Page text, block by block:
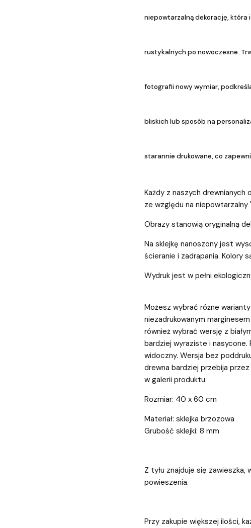
niepowtarzalną dekorację, która
rustykalnych po nowoczesne.
fotografii nowy wymiar,
bliskich lub sposób na
starannie drukowane, co
Każdy z naszych drewnianych
ze względu na niepowtarzalny
Obrazy stanowią oryginalną
Na sklejkę nanoszony jest
ścieranie i zadrapania. Kolory
Wydruk jest w pełni
Możesz wybrać różne
niezadrukowanym
również wybrać wersję z
bardziej wyraziste i
widoczny. Wersja bez
drewna bardziej przebija
w galerii produktu.
Rozmiar: 40 x 60 cm
Materiał: sklejka brzozowa
Grubość sklejki: 8 mm
Z tyłu znajduje się
powieszenia.
Przy zakupie większej ilości,